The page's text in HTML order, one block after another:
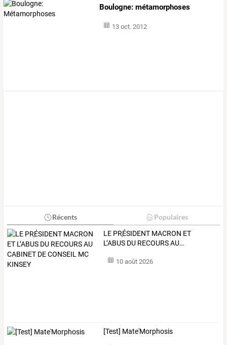
Boulogne: métamorphoses
13 oct. 2012
Récents Populaires
LE PR֤ÉSIDENT MACRON ET
L’ABUS DU RECOURSAU…
10 août 2026
[Test] Mate'Morphosis